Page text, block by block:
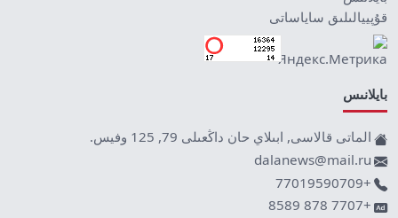
قۇپييالىلىق ساياساتى
بايلانىس
الماتى قالاسى, ابىلاي حان داڭعىلى 79, 125 وفيس.
dalanews@mail.ru
+77019590709
+7707 878 8589